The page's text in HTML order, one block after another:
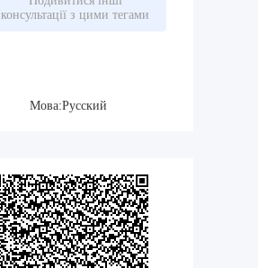
консультації з цими тегами
Мова:Русский